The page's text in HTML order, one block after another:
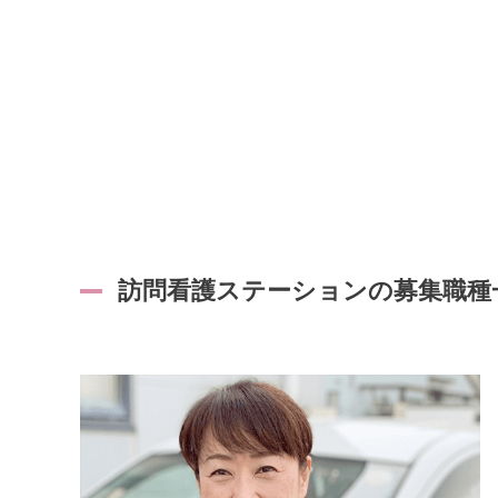
訪問看護ステーションの募集職種